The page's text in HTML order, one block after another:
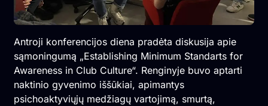
Antroji konferencijos diena pradėta diskusija apie
sąmoningumą „Establishing Minimum Standarts for
Awareness in Club Culture“. Renginyje buvo aptarti
naktinio gyvenimo iššūkiai, apimantys
psichoaktyviųjų medžiagų vartojimą, smurtą,